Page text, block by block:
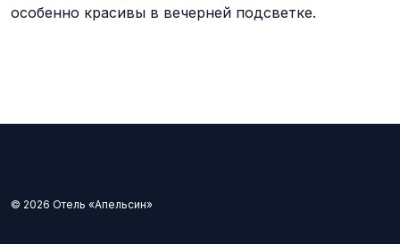
особенно красивы в вечерней подсветке.
© 2026 Отель «Апельсин»